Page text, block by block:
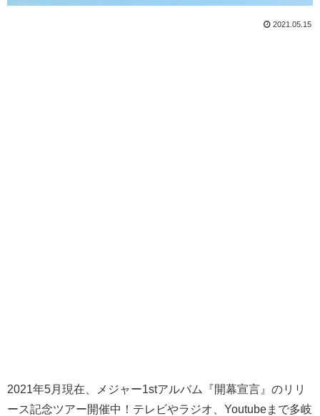
2021.05.15
2021年5月現在、メジャー1stアルバム『開幕宣言』のリリ
ース記念ツアー開催中！テレビやラジオ、Youtubeまで多岐